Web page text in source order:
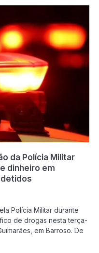
da Polícia Militar
dinheiro em
Polícia Militar durante
de drogas nesta terça-
em Barroso. De